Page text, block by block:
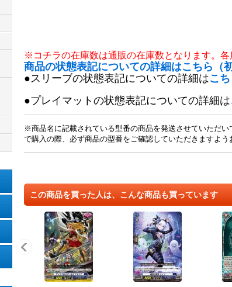
※コチラの在庫数は通販の在庫数となります。各
商品の状態表記についての詳細はこちら（
●スリーブの状態表記についての詳細はこち
●プレイマットの状態表記についての詳細は
※商品名に記載されている型番の商品を発送させていただ
で購入の際、必ず商品の型番をご確認していただきますよう
この商品を買った人は、こんな商品も買っています